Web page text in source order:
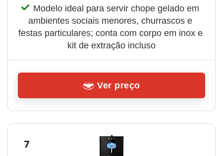
Modelo ideal para servir chope gelado em
ambientes sociais menores, churrascos e
festas particulares; conta com corpo em inox e
kit de extração incluso
Ver preço
7